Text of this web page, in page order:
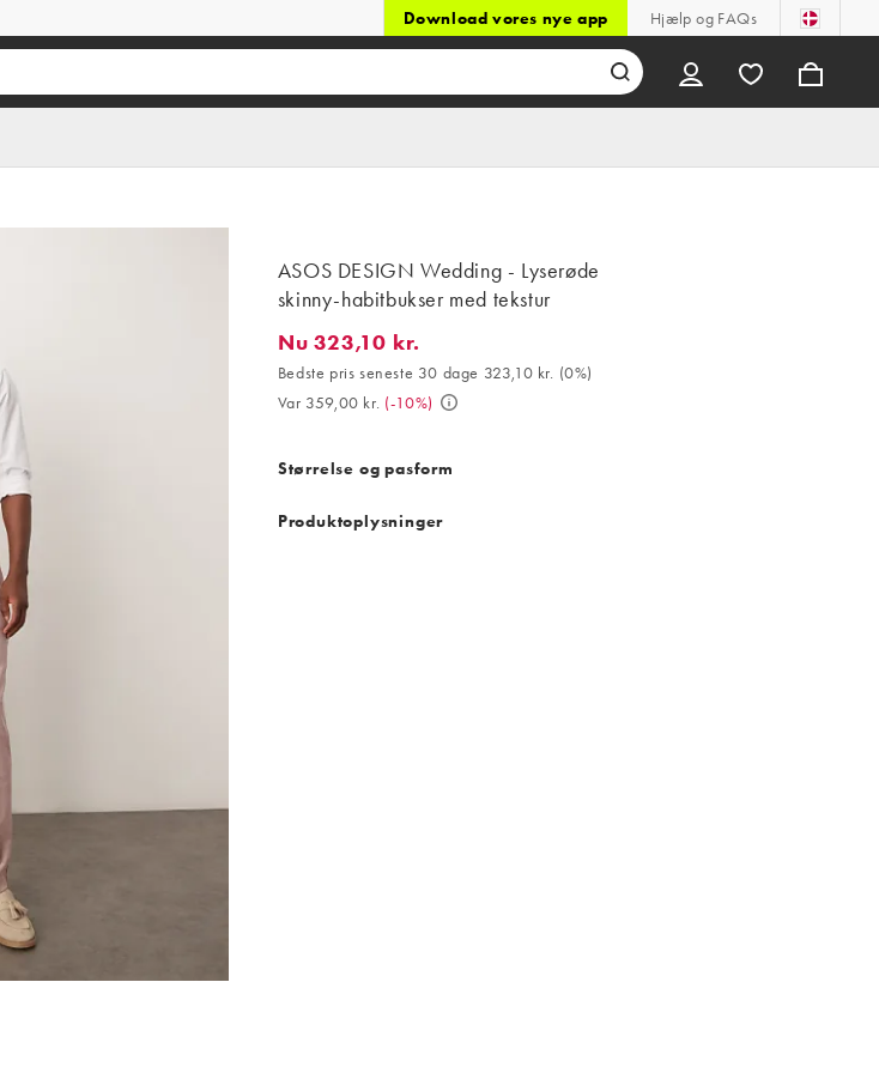
Download vores nye app Hjælp og FAQs
ASOS DESIGN Wedding - Lyserøde
skinny-habitbukser med tekstur
Nu 323,10 kr.. Bedste pris seneste 30 dage 323,10 kr. (0%). Var 359,00
Nu 323,10 kr.
Bedste pris seneste 30 dage 323,10 kr. (0%)
Var 359,00 kr. (-10%)
Størrelse og pasform
Produktoplysninger